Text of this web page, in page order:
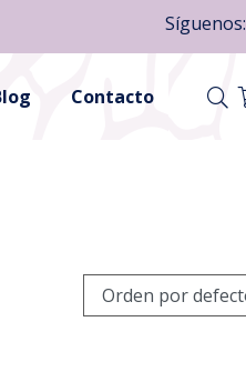
Síguenos:
Contacto